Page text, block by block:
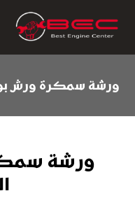
ورشة سمكرة ورش
ورشة